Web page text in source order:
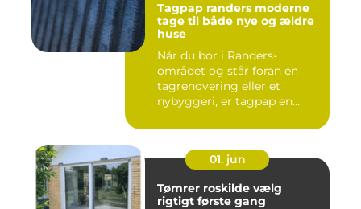
Tagpap randers moderne
tage til både nye og ældre
huse
Når du bor i Randers-
området og står foran en
tagrenovering eller et
nybyggeri, er tagpap en
01. jun
Tømrer roskilde vælg
rigtigt første gang